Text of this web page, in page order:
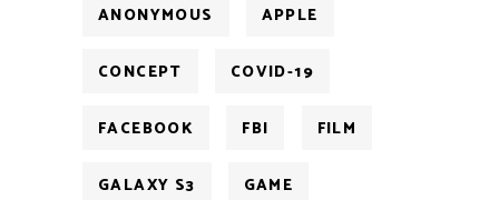
ANONYMOUS APPLE
CONCEPT COVID-19
FACEBOOK FBI FILM
GALAXY S3 GAME